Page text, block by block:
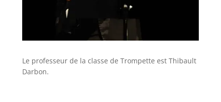
Le professeur de la classe de Trompette est Thibault
Darbon.